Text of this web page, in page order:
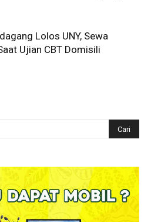
Lolos UNY, Sewa
Ujian CBT Domisili